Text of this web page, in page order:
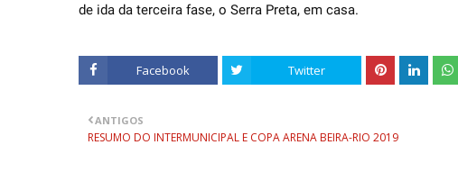
de ida da terceira fase, o Serra Preta, em casa.
Facebook Twitter
ANTIGOS
RESUMO DO INTERMUNICIPAL E COPA ARENA BEIRA-RIO 2019